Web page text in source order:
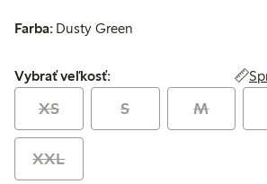
Farba: Dusty Green
Vybrať veľkosť:
Vybrať veľkosť:
XS S M
XXL